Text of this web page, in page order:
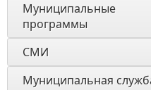
Муниципальные
программы
СМИ
Муниципальная